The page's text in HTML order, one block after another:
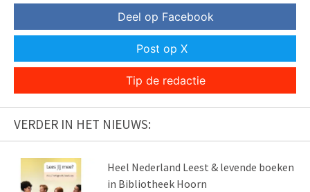
Deel op Facebook
Post op X
Tip de redactie
VERDER IN HET NIEUWS:
Heel Nederland Leest & levende boeken
in Bibliotheek Hoorn